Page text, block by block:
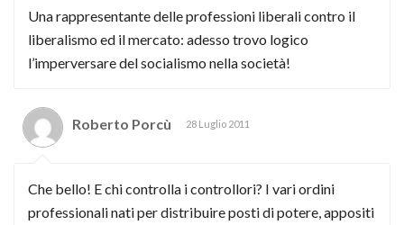
Una rappresentante delle professioni liberali contro il
liberalismo ed il mercato: adesso trovo logico
l’imperversare del socialismo nella società!
Roberto Porcù 28 Luglio 2011
Che bello! E chi controlla i controllori? I vari ordini
professionali nati per distribuire posti di potere, appositi